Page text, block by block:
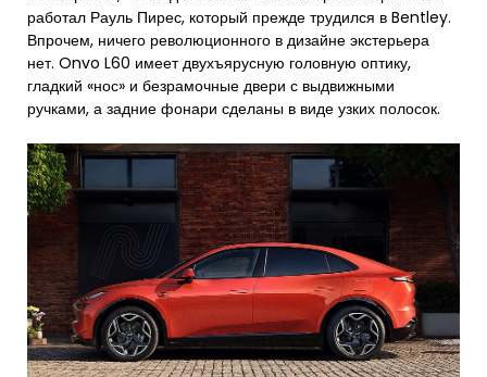
работал Рауль Пирес, который прежде трудился в Bentley.
Впрочем, ничего революционного в дизайне экстерьера
нет. Onvo L60 имеет двухъярусную головную оптику,
гладкий «нос» и безрамочные двери с выдвижными
ручками, а задние фонари сделаны в виде узких полосок.